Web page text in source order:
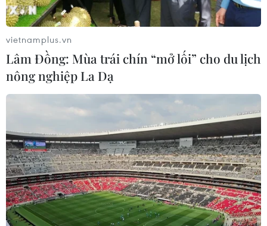
Anh đối mặt với thách thức thiếu nhân lực
vietnamplus.vn
Lâm Đồng: Mùa trái chín “mở lối” cho du lịch
nông nghiệp La Dạ